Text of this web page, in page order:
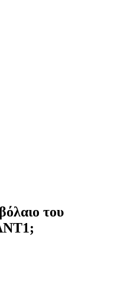
του